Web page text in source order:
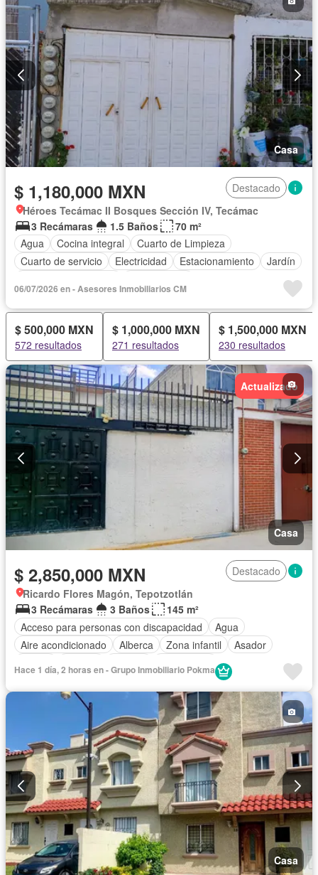
Casa
$ 1,180,000 MXN
Destacado
Héroes Tecámac II Bosques Sección IV, Tecámac
3 Recámaras
1.5 Baños
70 m²
Agua
Cocina integral
Cuarto de Limpieza
Cuarto de servicio
Electricidad Estacionamiento
Jardín
06/07/2026 en - Asesores Inmobiliarios CM
$ 500,000 MXN
572 resultados
$ 1,000,000 MXN
271 resultados
$ 1,500,000 MXN
230 resultados
Actualizado
Casa
$ 2,850,000 MXN
Destacado
Ricardo Flores Magón, Tepotzotlán
3 Recámaras
3 Baños
145 m²
Acceso para personas con discapacidad
Agua
Aire acondicionado
Alberca Zona infantil
Asador
Circuito cerrado de televisión
Cisterna
Cocina equipada
Cuarto de Limpieza
Cuarto de servicio
Estacionamiento Gimnasio
Internet
Despacho Recámara con closet
Azotea
Seguridad
Televisión por cable
Terraza
Vista panorámica
Wifi Zonas verdes Sin amueblar
Hace 1 día, 2 horas en - Grupo Inmobiliario Pokma
Casa